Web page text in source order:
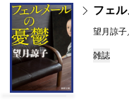
フェ
望月諒子
雑誌